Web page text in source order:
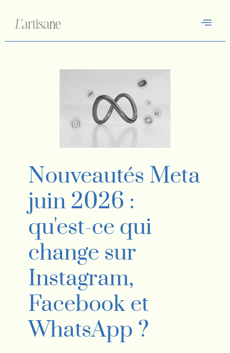
Nouveautés Meta
juin 2026 :
qu'est-ce qui
change sur
Instagram,
Facebook et
WhatsApp ?